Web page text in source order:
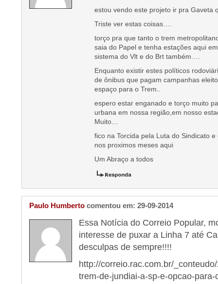
estou vendo este projeto ir pra Gaveta
Triste ver estas coisas….
torço pra que tanto o trem
saia do Papel e tenha estações aqui
sistema do Vlt e do Brt também….
Enquanto existir estes políticos
de ônibus que pagam campanhas
espaço para o Trem..
espero estar enganado e torço muito
urbana em nossa região,em nosso
Muito…
fico na Torcida pela Luta do Sindicato
nos proximos meses aqui
Um Abraço a todos
Paulo Humberto comentou em: 29-09-2014
Essa Notícia do Correio Popular,
interesse de puxar a Linha 7 até
desculpas de sempre!!!!
http://correio.rac.com.br/
trem-de-jundiai-a-sp-e-opcao-